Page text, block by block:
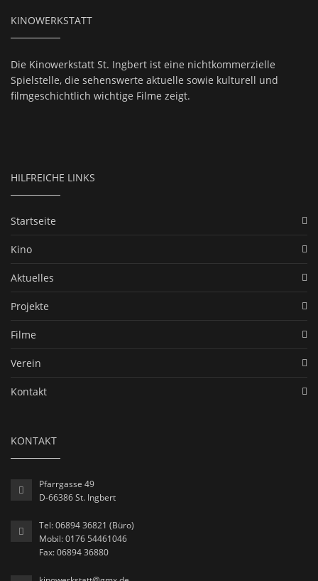
KINOWERKSTATT
Die Kinowerkstatt St. Ingbert ist eine nichtkommerzielle
Spielstelle, die sehenswerte aktuelle sowie kulturell und
filmgeschichtlich wichtige Filme zeigt.
HILFREICHE LINKS
Startseite
Kino
Aktuelles
Projekte
Filme
Verein
Kontakt
KONTAKT
Pfarrgasse 49
D-66386 St. Ingbert
Tel: 06894 36821 (Büro)
Mobil: 0176 54461046
Fax: 06894 36880